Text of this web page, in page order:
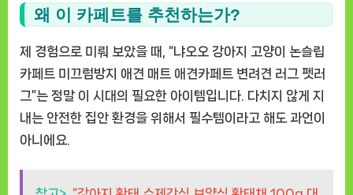
왜 이 카페트를 추천하는가?
제 경험으로 미뤄 보았을 때, “냐오오 강아지 고양이 논슬립
카페트 미끄럼방지 애견 매트 애견카페트 변려견 러그 펫러
그”는 정말 이 시대의 필요한 아이템입니다. 다치지 않게 지
내는 안전한 집안 환경을 위해서 필수템이라고 해도 과언이
아니에요.